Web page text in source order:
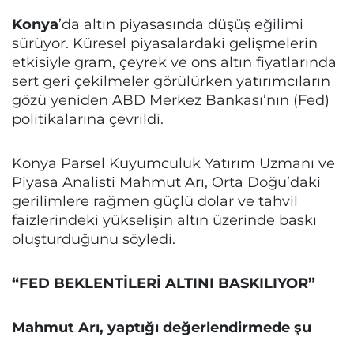
Konya’da altın piyasasında düşüş eğilimi
sürüyor. Küresel piyasalardaki gelişmelerin
etkisiyle gram, çeyrek ve ons altın fiyatlarında
sert geri çekilmeler görülürken yatırımcıların
gözü yeniden ABD Merkez Bankası’nın (Fed)
politikalarına çevrildi.
Konya Parsel Kuyumculuk Yatırım Uzmanı ve
Piyasa Analisti Mahmut Arı, Orta Doğu’daki
gerilimlere rağmen güçlü dolar ve tahvil
faizlerindeki yükselişin altın üzerinde baskı
oluşturduğunu söyledi.
“FED BEKLENTİLERİ ALTINI BASKILIYOR”
Mahmut Arı, yaptığı değerlendirmede şu